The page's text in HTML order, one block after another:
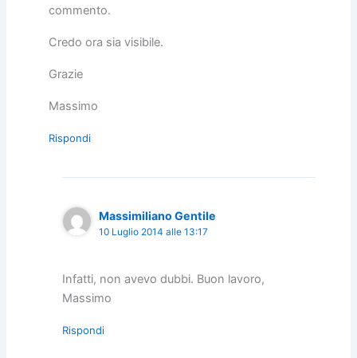
commento.
Credo ora sia visibile.
Grazie
Massimo
Rispondi
Massimiliano Gentile
10 Luglio 2014 alle 13:17
Infatti, non avevo dubbi. Buon lavoro,
Massimo
Rispondi